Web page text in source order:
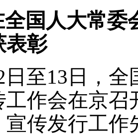
国人大常委
表彰
日至13日，
工作会在京召
宣传发行工